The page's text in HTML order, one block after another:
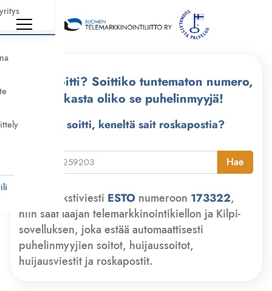
Kuka soitti? Soittiko tuntematon numero,
tarkasta oliko se puhelinmyyjä!
Kuka soitti, keneltä sait roskapostia?
Hae
Lähetä tekstiviesti ESTO numeroon 173322,
niin saat laajan telemarkkinointikiellon ja Kilpi-
sovelluksen, joka estää automaattisesti
puhelinmyyjien soitot, huijaussoitot,
huijausviestit ja roskapostit.